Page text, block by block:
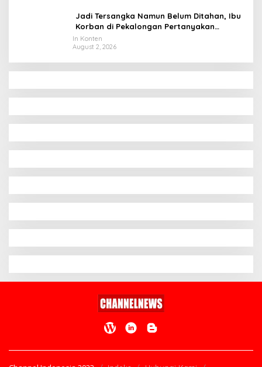
Jadi Tersangka Namun Belum Ditahan, Ibu
Korban di Pekalongan Pertanyakan
Keseriusan Polisi Tangani Kasus Rudapksa
Sampai Anaknya Hamil
In Konten
August 2, 2026